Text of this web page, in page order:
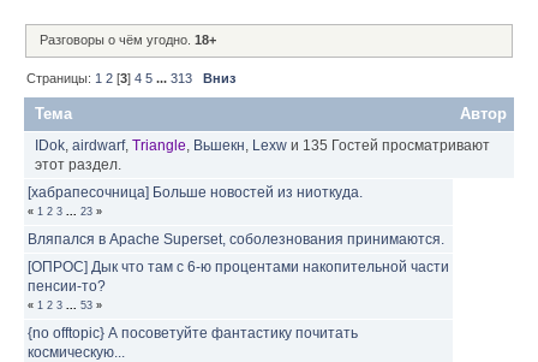
Разговоры о чём угодно.18+
Страницы: 1 2 [3]4 5 ...313 Вниз
Тема Автор
IDok, airdwarf, Triangle, Вьшекн, Lexwи 135 Гостей просматривают
этот раздел.
[хабрапесочница] Больше новостей из ниоткуда.
« 1 2 3 23 »
Вляпался в Apache Superset, соболезнования принимаются.
[ОПРОС] Дык что там с 6-ю процентами накопительной части
пенсии-то?
« 1 2 3 53 »
{no offtopic} А посоветуйте фантастику почитать
космическую...